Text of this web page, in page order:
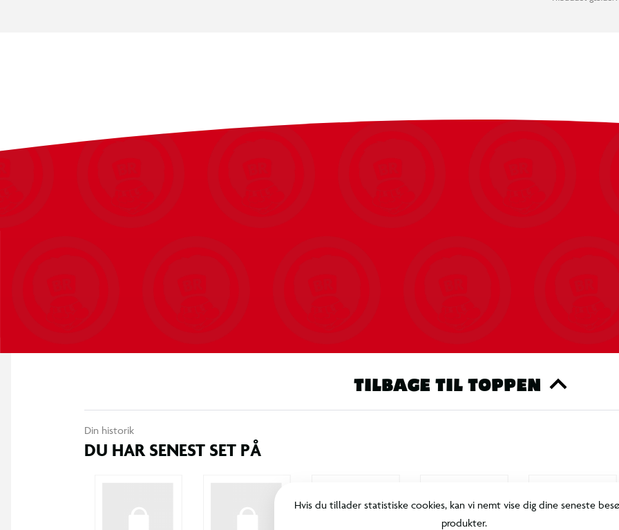
TILBAGE TIL TOPPEN
Din historik
DU HAR SENEST SET PÅ
Hvis du tillader statistiske cookies, kan vi nemt vise dig dine seneste
produkter.